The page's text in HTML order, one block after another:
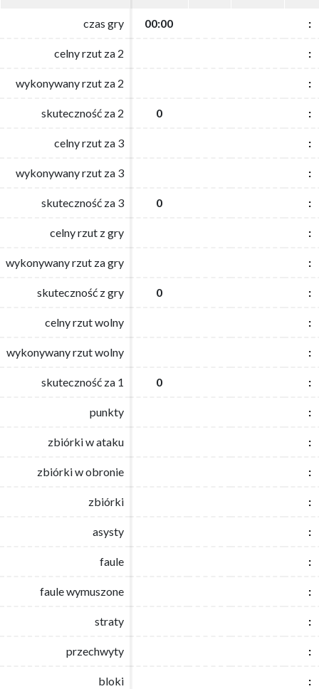
czas gry 00:00 :
celny rzut za 2 :
wykonywany rzut za 2 :
skuteczność za 2 0 :
celny rzut za 3 :
wykonywany rzut za 3 :
skuteczność za 3 0 :
celny rzut z gry :
wykonywany rzut za gry :
skuteczność z gry 0 :
celny rzut wolny :
wykonywany rzut wolny :
skuteczność za 1 0 :
punkty :
zbiórki w ataku :
zbiórki w obronie :
zbiórki :
asysty :
faule :
faule wymuszone :
straty :
przechwyty :
bloki :
czas gry 00:00 :
celny rzut za 2 :
wykonywany rzut za 2 :
skuteczność za 2 0 :
celny rzut za 3 :
wykonywany rzut za 3 :
skuteczność za 3 0 :
celny rzut z gry :
wykonywany rzut za gry :
skuteczność z gry 0 :
celny rzut wolny :
wykonywany rzut wolny :
skuteczność za 1 0 :
punkty :
zbiórki w ataku :
zbiórki w obronie :
zbiórki :
asysty :
faule :
faule wymuszone :
straty :
przechwyty :
bloki :